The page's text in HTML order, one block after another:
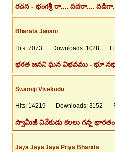
రచన - భంగశ్రీ రా.... పదరా....
Bharata Janani
Hits: 7073 Downloads: 1028
భరత జనని ఘన విభవము - భూ
Swamiji Vivekudu
Hits: 14219 Downloads: 3152
స్వామీజీ వివేకుడు కలలు గన్న
Jaya Jaya Jaya Priya Bharata